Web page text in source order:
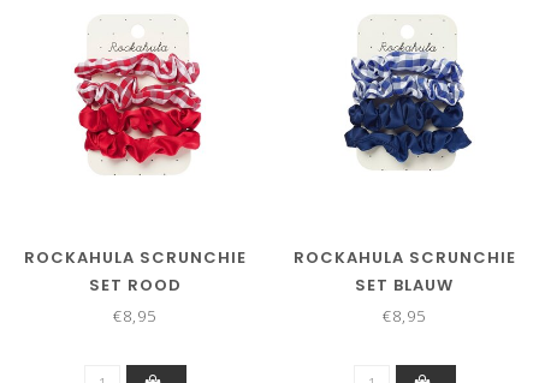
ROCKAHULA SCRUNCHIE
SET ROOD
€8,95
ROCKAHULA SCRUNCHIE
SET BLAUW
€8,95